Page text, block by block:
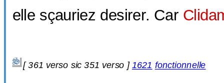
elle sçauriez desirer. Car
[361 verso sic 351 verso ]1621 fonctionnelle